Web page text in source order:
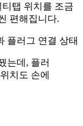
탭 위치를 조금
편해집니다.
는데, 플러
치도 손에